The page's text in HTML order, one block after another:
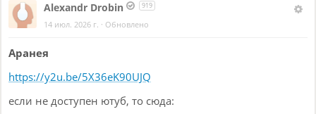
Alexandr Drobin 919
14 июл. 2026 г. · Обновлено
Аранея
https://y2u.be/5X36eK90UJQ
если не доступен ютуб, то сюда: